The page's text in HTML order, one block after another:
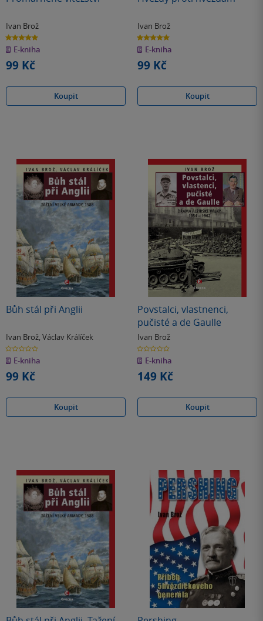
Ivan Brož
5.0
z
5
hvězdiček
E-kniha
99 Kč
Koupit
Ivan Brož
5.0
z
5
hvězdiček
E-kniha
99 Kč
Koupit
Bůh stál při Anglii
Ivan Brož, Václav Králíček
0.0
z
5
hvězdiček
E-kniha
99 Kč
Koupit
Povstalci, vlastnenci,
pučisté a de Gaulle
Ivan Brož
0.0
z
5
hvězdiček
E-kniha
149 Kč
Koupit